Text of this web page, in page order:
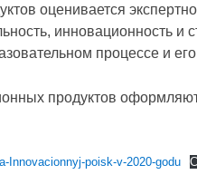
оценивается
инновационность и
процессе и
продуктов
Innovacionnyj-poisk-v-2020-godu